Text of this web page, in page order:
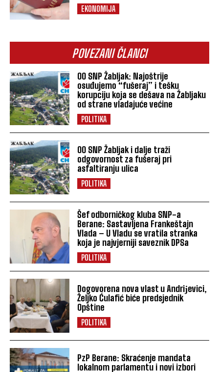
EKONOMIJA
POVEZANI ČLANCI
OO SNP Žabljak: Najoštrije
osuđujemo “fušeraj” i tešku
korupciju koja se dešava na Žabljaku
od strane vladajuće većine
POLITIKA
OO SNP Žabljak i dalje traži
odgovornost za fušeraj pri
asfaltiranju ulica
POLITIKA
Šef odborničkog kluba SNP-a
Berane: Sastavljena Frankeštajn
Vlada – U Vladu se vratila stranka
koja je najvjerniji saveznik DPSa
POLITIKA
Dogovorena nova vlast u Andriјevici,
Željko Ćulafić biće predsjednik
Opštine
POLITIKA
PzP Berane: Skraćenje mandata
lokalnom parlamentu i novi izbori